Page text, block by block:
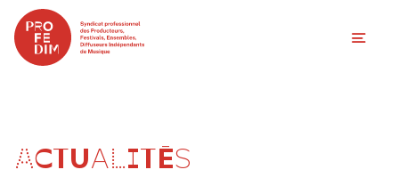
ACTUALITÉS